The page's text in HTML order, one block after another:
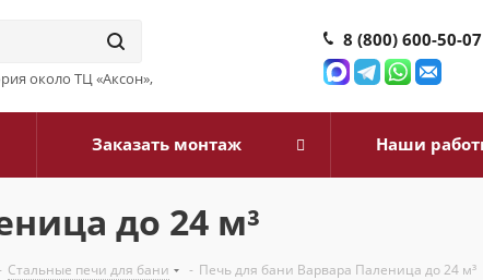
около ТЦ «Аксон»,
8 (800) 600-50-07
Заказать монтаж Наши
до 24 м³
Стальные печи для бани - Печь для бани Варвара Паленица до 24 м³